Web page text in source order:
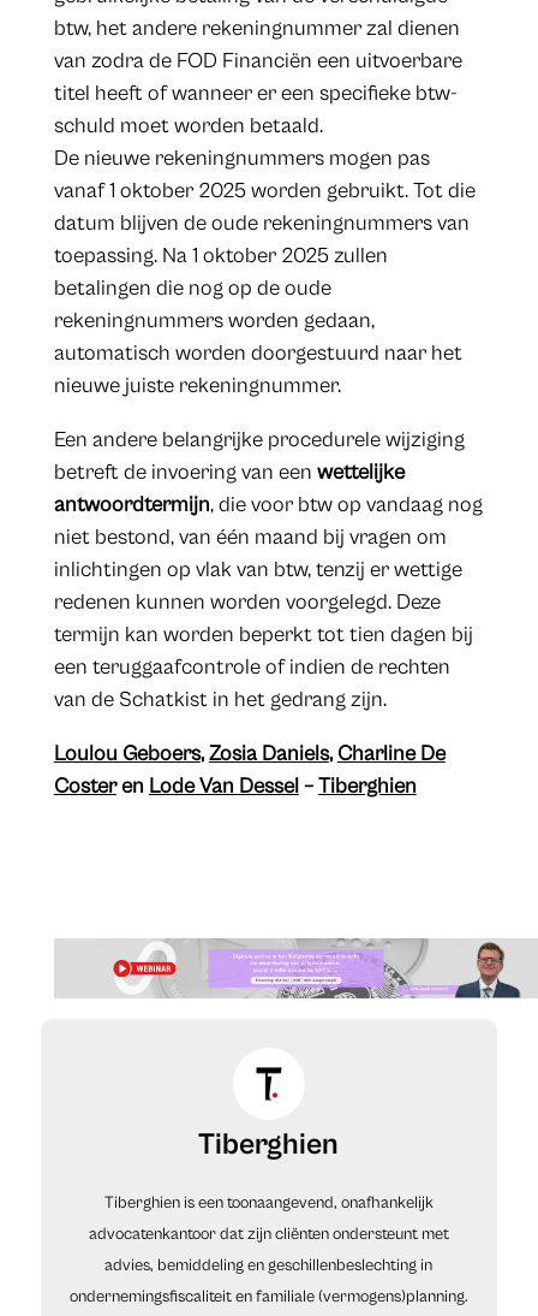
btw, het andere rekeningnummer zal dienen
van zodra de FOD Financiën een uitvoerbare
titel heeft of wanneer er een specifieke btw-
schuld moet worden betaald.
De nieuwe rekeningnummers mogen pas
vanaf 1 oktober 2025 worden gebruikt. Tot die
datum blijven de oude rekeningnummers van
toepassing. Na 1 oktober 2025 zullen
betalingen die nog op de oude
rekeningnummers worden gedaan,
automatisch worden doorgestuurd naar het
nieuwe juiste rekeningnummer.
Een andere belangrijke procedurele wijziging
betreft de invoering van een wettelijke
antwoordtermijn, die voor btw op vandaag nog
niet bestond, van één maand bij vragen om
inlichtingen op vlak van btw, tenzij er wettige
redenen kunnen worden voorgelegd. Deze
termijn kan worden beperkt tot tien dagen bij
een teruggaafcontrole of indien de rechten
van de Schatkist in het gedrang zijn.
Loulou Geboers,Zosia Daniels, Charline De
Costeren Lode Van Dessel –Tiberghien
Tiberghien
Tiberghien is een toonaangevend, onafhankelijk
advocatenkantoor dat zijn cliënten ondersteunt met
advies, bemiddeling en geschillenbeslechting in
ondernemingsfiscaliteit en familiale (vermogens)planning.